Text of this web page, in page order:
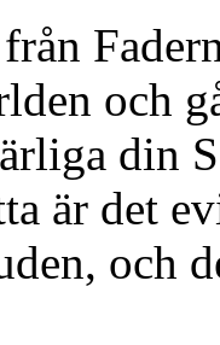
från
och
din
är det
och